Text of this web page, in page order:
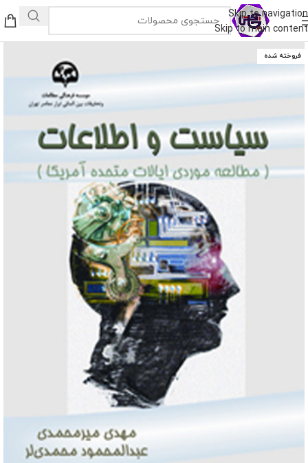
Skip to navigation
Skip to main content
فروخته شده